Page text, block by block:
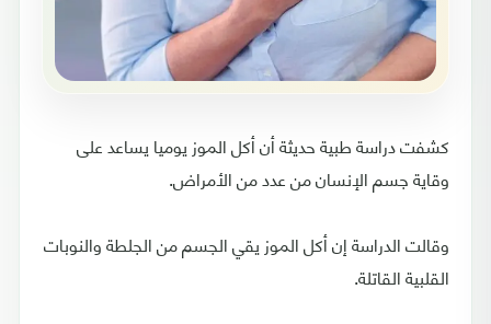
كشفت دراسة طبية حديثة أن أكل الموز يوميا يساعد على
وقاية جسم الإنسان من عدد من الأمراض.
وقالت الدراسة إن أكل الموز يقي الجسم من الجلطة والنوبات
القلبية القاتلة.